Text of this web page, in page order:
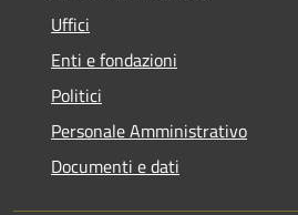
Uffici
Enti e fondazioni
Politici
Personale Amministrativo
Documenti e dati